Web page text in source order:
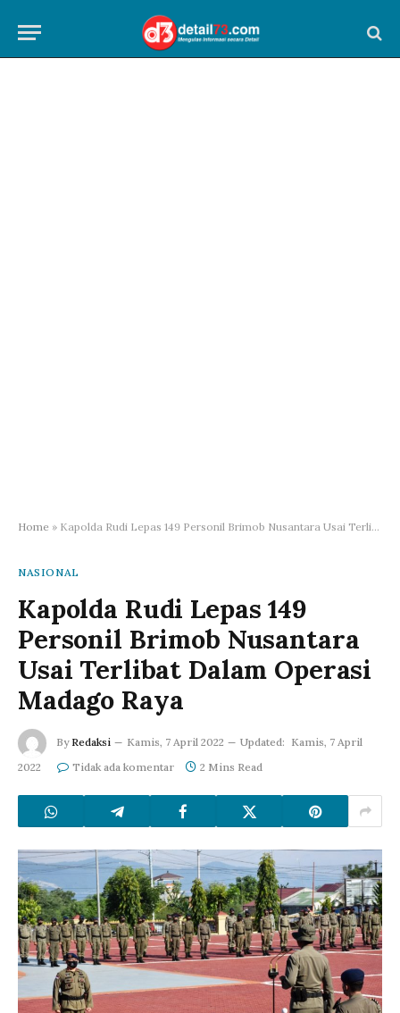
Home » Kapolda Rudi Lepas 149 Personil Brimob Nusantara Usai Terlibat Dalam Operasi Madago Raya
NASIONAL
Kapolda Rudi Lepas 149
Personil Brimob Nusantara
Usai Terlibat Dalam Operasi
Madago Raya
By Redaksi Kamis, 7 April 2022 Updated: Kamis, 7 April
2022
Tidak ada komentar 2 Mins Read